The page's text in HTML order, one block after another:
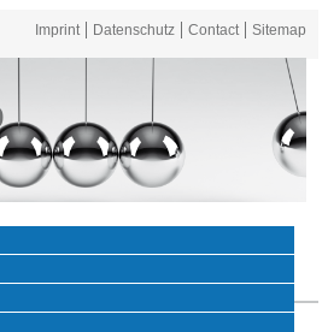
Imprint Datenschutz Contact Sitemap